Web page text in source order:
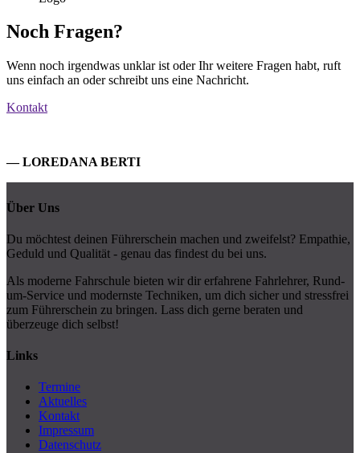
Noch Fragen?
Wenn noch irgendwas unklar ist oder Ihr weitere Fragen habt, ruft
uns einfach an oder schreibt uns eine Nachricht.
Kontakt
— LOREDANA BERTI
Über Uns
Du möchtest deinen Führerschein machen und zweifelst? Empathie,
Geduld und Qualität - genau das findest du bei uns.
Als moderne Fahrschule bieten wir dir erfahrene Fahrlehrer, Rund-
um-Service und modernste Techniken, um dich sicher und stressfrei
zum Führerschein zu bringen. Lass dich gerne beraten und
überzeuge dich selbst!
Links
Termine
Aktuelles
Kontakt
Impressum
Datenschutz